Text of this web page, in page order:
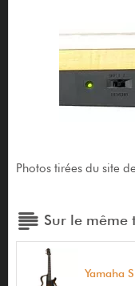
Photos tirées du site
Sur le même
Yamaha